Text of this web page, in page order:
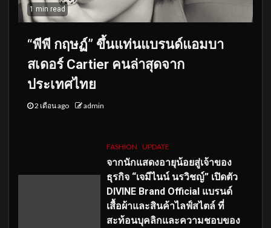
1 min read
“พีพี กฤษฏ์” ขึ้นแท่นแบรนด์แอมบา
สเดอร์ Cartier คนล่าสุดจาก
ประเทศไทย
2 เดือน ago admin
FASHION UPDATE
จากนักแสดงอายุน้อยสู่เจ้าของ
ธุรกิจ “เจมีไนน์ นรวิชญ์” เปิดตัว
DIVINE Brand Official แบรนด์
เสื้อผ้าและสินค้าไลฟ์สไตล์ ที่
สะท้อนบุคลิกและความชอบของ